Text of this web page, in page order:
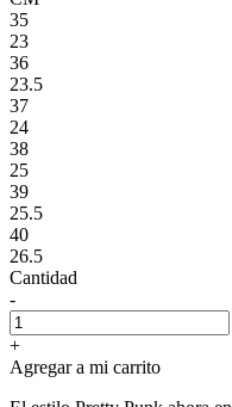
35
23
36
23.5
37
24
38
25
39
25.5
40
26.5
Cantidad
-
+
Agregar a mi carrito